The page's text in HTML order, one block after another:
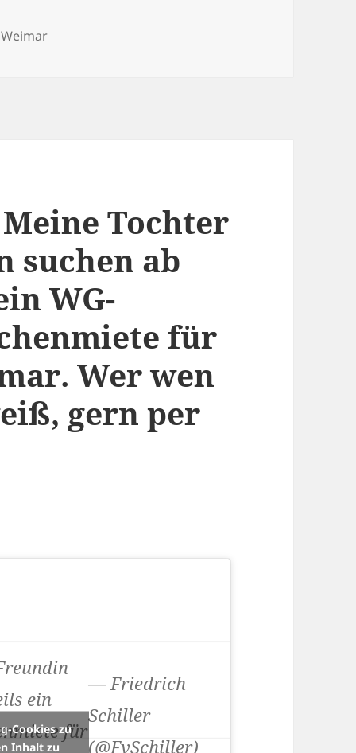
Weimar
Tochter
suchen ab
WG-
für
Wer wen
gern per
ein
für
— Friedrich
Schiller
(@FvSchiller)
Cookies zu
Inhalt zu